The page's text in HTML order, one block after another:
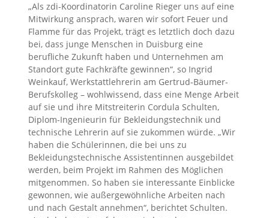
„Als zdi-Koordinatorin Caroline Rieger uns auf eine
Mitwirkung ansprach, waren wir sofort Feuer und
Flamme für das Projekt, trägt es letztlich doch dazu
bei, dass junge Menschen in Duisburg eine
berufliche Zukunft haben und Unternehmen am
Standort gute Fachkräfte gewinnen“, so Ingrid
Weinkauf, Werkstattlehrerin am Gertrud-Bäumer-
Berufskolleg – wohlwissend, dass eine Menge Arbeit
auf sie und ihre Mitstreiterin Cordula Schulten,
Diplom-Ingenieurin für Bekleidungstechnik und
technische Lehrerin auf sie zukommen würde. „Wir
haben die Schülerinnen, die bei uns zu
Bekleidungstechnische Assistentinnen ausgebildet
werden, beim Projekt im Rahmen des Möglichen
mitgenommen. So haben sie interessante Einblicke
gewonnen, wie außergewöhnliche Arbeiten nach
und nach Gestalt annehmen“, berichtet Schulten.